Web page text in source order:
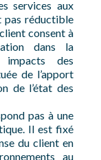
services aux
pas réductible
consent à
dans la
impacts des
de l’apport
de l’état des
pas à une
Il est fixé
du client en
au